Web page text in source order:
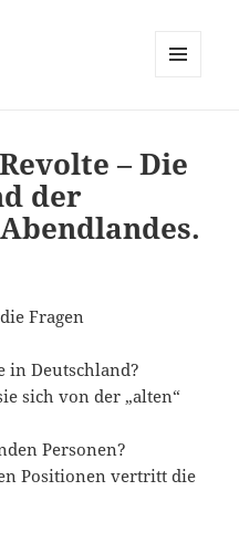
– Die
der
Fragen
in Deutschland?
sich von der „alten“
Personen?
Positionen vertritt die